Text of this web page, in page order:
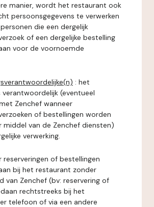
manier, wordt het restaurant ook
persoonsgegevens te verwerken
die een dergelijk
of een dergelijke bestelling
voor de voornoemde
: het
(eventueel
Zenchef wanneer
of bestellingen worden
middel van de Zenchef diensten)
verwerking.
reserveringen of bestellingen
bij het restaurant zonder
van Zenchef (bv: reservering of
rechtstreeks bij het
telefoon of via een andere